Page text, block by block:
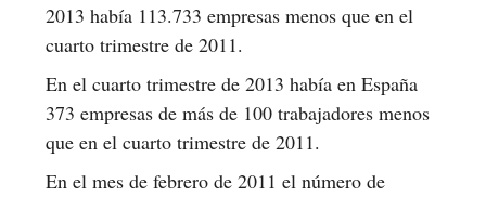
2013 había 113.733 empresas menos que en el
cuarto trimestre de 2011.
En el cuarto trimestre de 2013 había en España
373 empresas de más de 100 trabajadores menos
que en el cuarto trimestre de 2011.
En el mes de febrero de 2011 el número de